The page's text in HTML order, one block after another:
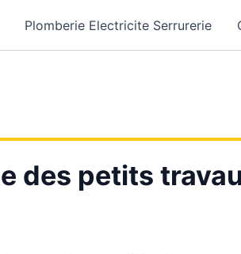
Plomberie Electricite Serrurerie
des petits